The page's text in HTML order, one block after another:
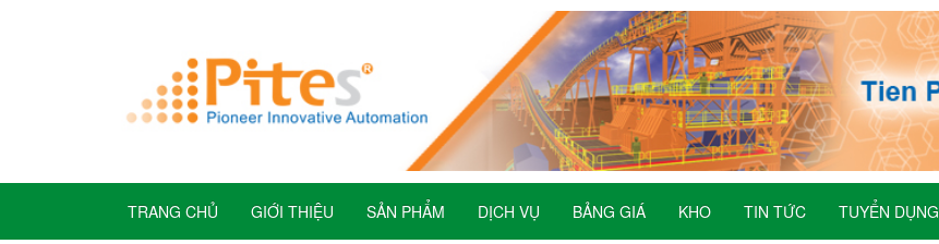
TRANG CHỦ GIỚI THIỆU SẢN PHẨM DỊCH VỤ BẢNG GIÁ KHO TIN TỨC TUYỂN DỤNG